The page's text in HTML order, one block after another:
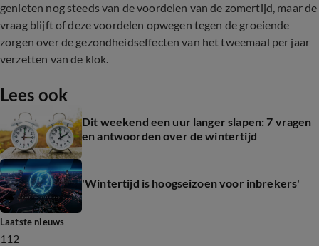
genieten nog steeds van de voordelen van de zomertijd, maar de
vraag blijft of deze voordelen opwegen tegen de groeiende
zorgen over de gezondheidseffecten van het tweemaal per jaar
verzetten van de klok.
Lees ook
Dit weekend een uur langer slapen: 7 vragen
en antwoorden over de wintertijd
'Wintertijd is hoogseizoen voor inbrekers'
Laatste nieuws
112